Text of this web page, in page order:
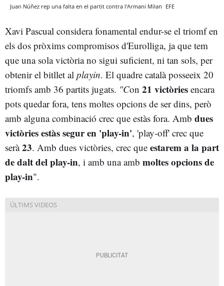
Juan Núñez rep una falta en el partit contra l'Armani Milan EFE
Xavi Pascual considera fonamental endur-se el triomf en
els dos pròxims compromisos d'Eurolliga, ja que tem
que una sola victòria no sigui suficient, ni tan sols, per
obtenir el bitllet al playin. El quadre català posseeix 20
triomfs amb 36 partits jugats. "Con 21 victòries encara
pots quedar fora, tens moltes opcions de ser dins, però
amb alguna combinació crec que estàs fora. Amb dues
victòries estàs segur en 'play-in', 'play-off' crec que
serà23. Amb dues victòries, crec que estarem a la part
de dalt del play-in, i amb una amb moltes opcions de
play-in".